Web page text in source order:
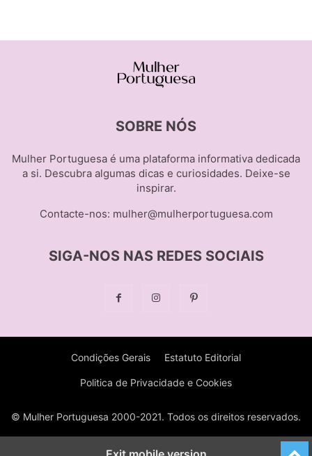
SOBRE NÓS
Mulher Portuguesa é uma plataforma informativa dedicada
a si. Descubra algumas dicas e curiosidades. Deixe-se
inspirar.
Contacte-nos: mulher@mulherportuguesa.com
SIGA-NOS NAS REDES SOCIAIS
Condições Gerais Estatuto Editorial
Politica de Privacidade e Cookies
© Mulher Portuguesa 2000-2021. Todos os direitos reservados.